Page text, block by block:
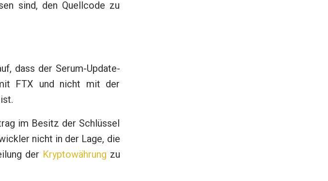
sind, den Quellcode zu
dass der Serum-Update-
FTX und nicht mit der
im Besitz der Schlüssel
nicht in der Lage, die
der Kryptowährung zu